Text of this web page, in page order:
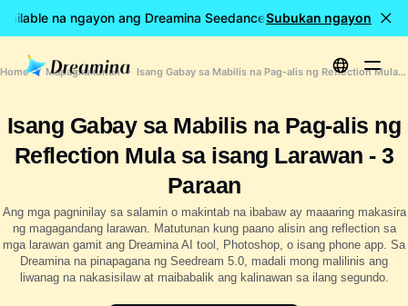
na ngayon ang Dreamina Seedance 2.5 🎉 LIVE na
Subukan ngayon
Home Mapagkukunan Isang Gabay sa Mabilis na Pag-alis ng Reflection Mula sa isang Larawan - 3 Paraan
Isang Gabay sa Mabilis na Pag-alis ng
Reflection Mula sa isang Larawan - 3
Paraan
Ang mga pagninilay sa salamin o makintab na ibabaw ay maaaring makasira
ng magagandang larawan. Matutunan kung paano alisin ang reflection sa
mga larawan gamit ang Dreamina AI tool, Photoshop, o isang phone app. Sa
Dreamina na pinapagana ng Seedream 5.0, madali mong malilinis ang
liwanag na nakasisilaw at maibabalik ang kalinawan sa ilang segundo.